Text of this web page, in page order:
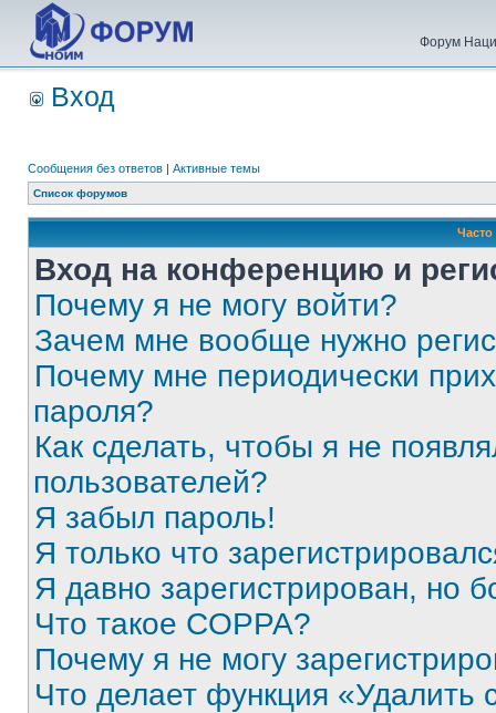
Форум
Вход
Сообщения без ответов | Активные темы
Список форумов
Вход на конференцию и
Почему я не могу войти?
Зачем мне вообще нужно
Почему мне периодически
пароля?
Как сделать, чтобы я не
пользователей?
Я забыл пароль!
Я только что
Я давно зарегистрирован, но
Что такое COPPA?
Почему я не могу
Что делает функция «Удалить